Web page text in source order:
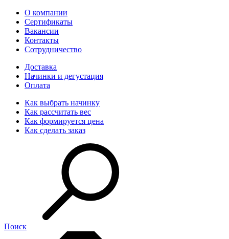
О компании
Сертификаты
Вакансии
Контакты
Сотрудничество
Доставка
Начинки и дегустация
Оплата
Как выбрать начинку
Как рассчитать вес
Как формируется цена
Как сделать заказ
Поиск